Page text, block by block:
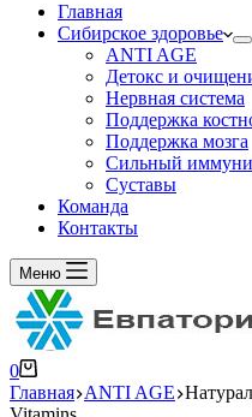
Главная
Сибирское здоровье
ANTI AGE
Детокс и
Нервная система
Поддержка
Поддержка мозга
Сильный
Суставы
Команда
Контакты
Меню
0
Главная ANTI AGE